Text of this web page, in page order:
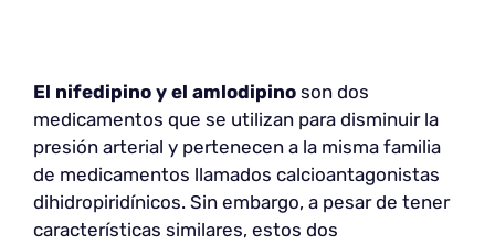
El nifedipino y el amlodipino son dos
medicamentos que se utilizan para disminuir la
presión arterial y pertenecen a la misma familia
de medicamentos llamados calcioantagonistas
dihidropiridínicos. Sin embargo, a pesar de tener
características similares, estos dos